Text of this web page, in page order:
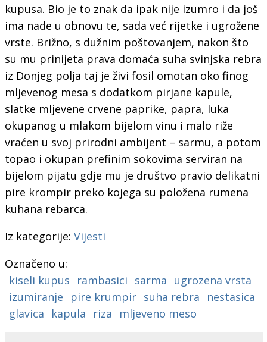
kupusa. Bio je to znak da ipak nije izumro i da još
ima nade u obnovu te, sada već rijetke i ugrožene
vrste. Brižno, s dužnim poštovanjem, nakon što
su mu prinijeta prava domaća suha svinjska rebra
iz Donjeg polja taj je živi fosil omotan oko finog
mljevenog mesa s dodatkom pirjane kapule,
slatke mljevene crvene paprike, papra, luka
okupanog u mlakom bijelom vinu i malo riže
vraćen u svoj prirodni ambijent – sarmu, a potom
topao i okupan prefinim sokovima serviran na
bijelom pijatu gdje mu je društvo pravio delikatni
pire krompir preko kojega su položena rumena
kuhana rebarca.
Iz kategorije: Vijesti
Označeno u:
kiseli kupus
rambasici sarma ugrozena vrsta
izumiranje
pire krumpir suha rebra
nestasica
glavica
kapula riza mljeveno meso